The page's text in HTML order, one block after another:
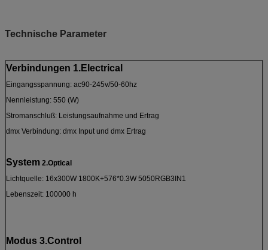
Technische Parameter
Verbindungen 1.Electrical
Eingangsspannung: ac90-245v/50-60hz
Nennleistung: 550 (W)
Stromanschluß: Leistungsaufnahme und Ertrag
dmx Verbindung: dmx Input und dmx Ertrag
System 2.Optical
Lichtquelle: 16x300W 1800K+576*0.3W 5050RGB3IN1
Lebenszeit: 100000 h
Modus 3.Control